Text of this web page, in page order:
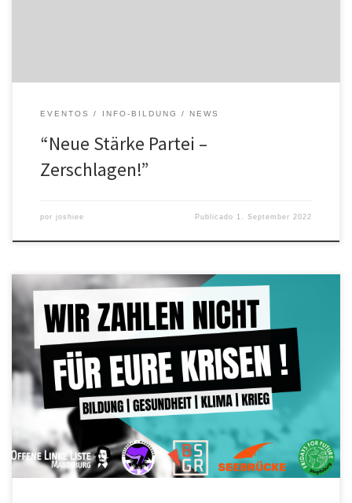
EVENTOS INFO-BILDUNG NEWS
“Neue Stärke Partei –
Zerschlagen!”
por joshiee Publicado 1. September 2022
Unter dem Motto: “Wir zahlen nicht für eure Krisen” ruft das
Aktionsbündnis Relevanter als das System, für den 21.05.2022 zur
Demo auf. Start ist 14 Uhr am Willy-Brand-Platz (HBF). Bereits im
Vorfeld gibt es ein breites Spektrum an Veranstaltungen um
gemeinsam mit euch, einen solidarischen Weg aus den
verschiedenen Krisen die […]